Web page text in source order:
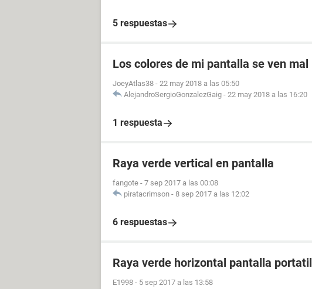
5 respuestas
Los colores de mi pantalla se ven mal
JoeyAtlas38 - 22 may 2018 a las 05:50
AlejandroSergioGonzalezGaig - 22 may 2018 a las 16:20
1 respuesta
Raya verde vertical en pantalla
fangote - 7 sep 2017 a las 00:08
piratacrimson - 8 sep 2017 a las 12:02
6 respuestas
Raya verde horizontal pantalla portatil
E1998 - 5 sep 2017 a las 13:58